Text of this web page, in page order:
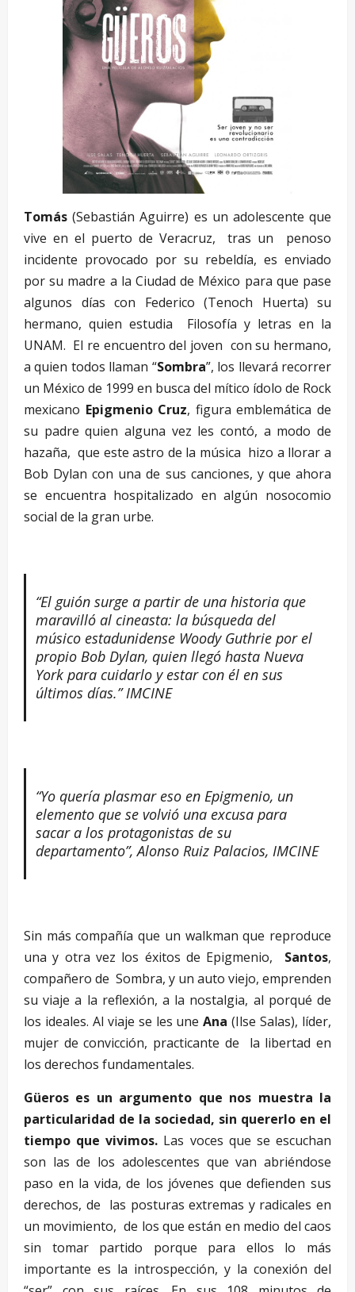
Tomás (Sebastián Aguirre) es un adolescente que
vive en el puerto de Veracruz, tras un penoso
incidente provocado por su rebeldía, es enviado
por su madre a la Ciudad de México para que pase
algunos días con Federico (Tenoch Huerta) su
hermano, quien estudia Filosofía y letras en la
UNAM. El re encuentro del joven con su hermano,
a quien todos llaman “Sombra”, los llevará recorrer
un México de 1999 en busca del mítico ídolo de Rock
mexicano Epigmenio Cruz, figura emblemática de
su padre quien alguna vez les contó, a modo de
hazaña, que este astro de la música hizo a llorar a
Bob Dylan con una de sus canciones, y que ahora
se encuentra hospitalizado en algún nosocomio
social de la gran urbe.
“El guión surge a partir de una historia que
maravilló al cineasta: la búsqueda del
músico estadunidense Woody Guthrie por el
propio Bob Dylan, quien llegó hasta Nueva
York para cuidarlo y estar con él en sus
últimos días.” IMCINE
“Yo quería plasmar eso en Epigmenio, un
elemento que se volvió una excusa para
sacar a los protagonistas de su
departamento”, Alonso Ruiz Palacios, IMCINE
Sin más compañía que un walkman que reproduce
una y otra vez los éxitos de Epigmenio,
Santos,
compañero de Sombra, y un auto viejo, emprenden
su viaje a la reflexión, a la nostalgia, al porqué de
los ideales. Al viaje se les uneAna (Ilse Salas), líder,
mujer de convicción, practicante de la libertad en
los derechos fundamentales.
Güeros es un argumento que nos muestra la
particularidad de la sociedad, sin quererlo en el
tiempo que vivimos. Las voces que se escuchan
son las de los adolescentes que van abriéndose
paso en la vida, de los jóvenes que defienden sus
derechos, de las posturas extremas y radicales en
un movimiento, de los que están en medio del caos
sin tomar partido porque para ellos lo más
importante es la introspección, y la conexión del